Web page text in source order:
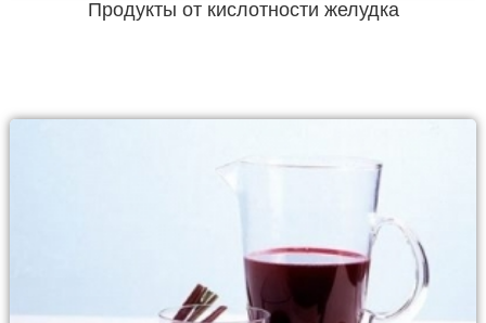
Продукты от кислотности желудка